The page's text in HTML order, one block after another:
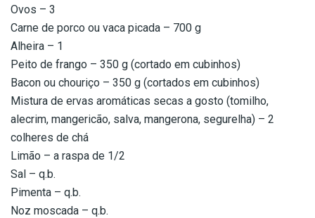
Ovos – 3
Carne de porco ou vaca picada – 700 g
Alheira – 1
Peito de frango – 350 g (cortado em cubinhos)
Bacon ou chouriço – 350 g (cortados em cubinhos)
Mistura de ervas aromáticas secas a gosto (tomilho,
alecrim, mangericão, salva, mangerona, segurelha) – 2
colheres de chá
Limão – a raspa de 1/2
Sal – q.b.
Pimenta – q.b.
Noz moscada – q.b.